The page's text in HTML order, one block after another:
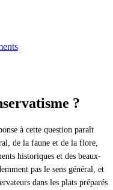
?
à cette question paraît
de la faune et de la flore,
historiques et des beaux-
pas le sens général, et
dans les plats préparés